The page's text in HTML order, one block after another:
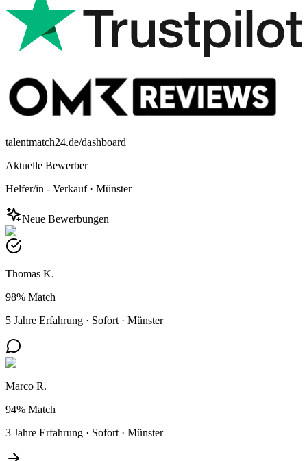
talentmatch24.de/dashboard
Aktuelle Bewerber
Helfer/in - Verkauf· Münster
Neue Bewerbungen
Thomas K.
98% Match
5 Jahre Erfahrung · Sofort · Münster
Marco R.
94% Match
3 Jahre Erfahrung · Sofort · Münster